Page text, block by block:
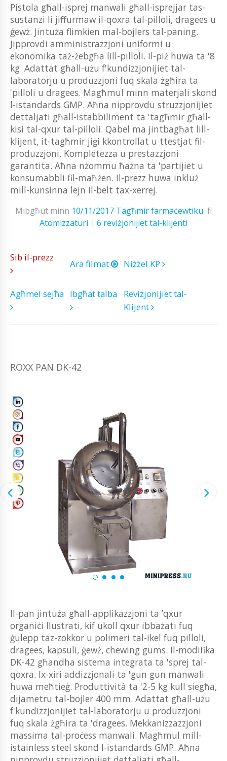
Pistola għall-isprej manwali għall-isprejjar tas-
sustanzi li jiffurmaw il-qoxra tal-pilloli, dragees u
ġewż. Jintuża flimkien mal-bojlers tal-paning.
Jipprovdi amministrazzjoni uniformi u
ekonomika taż-żebgħa lill-pilloli. Il-piż huwa ta '8
kg. Adattat għall-użu f'kundizzjonijiet tal-
laboratorju u produzzjoni fuq skala żgħira ta
'pilloli u dragees. Magħmul minn materjali skond
l-istandards GMP. Aħna nipprovdu struzzjonijiet
dettaljati għall-istabbiliment ta 'tagħmir għall-
kisi tal-qxur tal-pilloli. Qabel ma jintbagħat lill-
klijent, it-tagħmir jiġi kkontrollat ​​u ttestjat fil-
produzzjoni. Kompletezza u prestazzjoni
garantita. Aħna nżommu ħażna ta 'partijiet u
konsumabbli fil-maħżen. Il-prezz huwa inkluż
mill-kunsinna lejn il-belt tax-xerrej.
Mibgħut minn 10/11/2017 Tagħmir farmaċewtiku fi
Atomizzaturi
6 reviżjonijiet tal-klijenti
Sib il-prezz
Ara filmat Niżżel KP
Agħmel sejħa Ibgħat talba
Reviżjonijiet tal-
Klijent
ROXX PAN DK-42
Il-pan jintuża għall-applikazzjoni ta ’qxur
organiċi llustrati, kif ukoll qxur ibbażati fuq
ġulepp taz-zokkor u polimeri tal-ikel fuq pilloli,
dragees, kapsuli, ġewż, chewing gums. Il-modifika
DK-42 għandha sistema integrata ta 'sprej tal-
qoxra. Ix-xiri addizzjonali ta 'gun gun manwali
huwa meħtieġ. Produttività ta '2-5 kg ​​kull siegħa,
dijametru tal-bojler 400 mm. Adattat għall-użu
f'kundizzjonijiet tal-laboratorju u produzzjoni
fuq skala żgħira ta 'dragees. Mekkanizzazzjoni
massima tal-proċess manwali. Magħmul mill-
istainless steel skond l-istandards GMP. Aħna